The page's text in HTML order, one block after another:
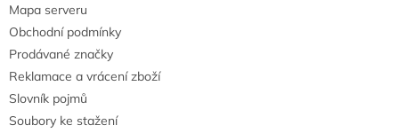
Mapa serveru
Obchodní podmínky
Prodávané značky
Reklamace a vrácení zboží
Slovník pojmů
Soubory ke stažení